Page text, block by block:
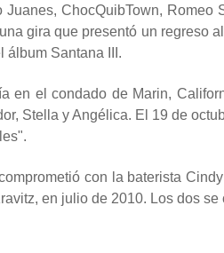
Juanes, ChocQuibTown,
gira que presentó un regreso
álbum Santana III.
en el condado de Marin,
Stella y Angélica. El 19 de
con la baterista
en julio de 2010. Los dos